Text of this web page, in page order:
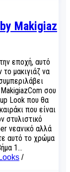
Makigiaz
εποχή, αυτό
το μακιγιάζ να
σου
Look που θα
που είναι
στυλιστικό
νεανικό αλλά
αυτό το χρώμα
1…
/